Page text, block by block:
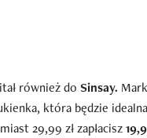
również do Sinsay.
która będzie
29,99 zł zapłacisz